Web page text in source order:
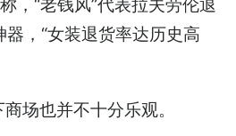
，“老钱风”代表拉夫劳伦退
，“女装退货率达历史高
场也并不十分乐观。